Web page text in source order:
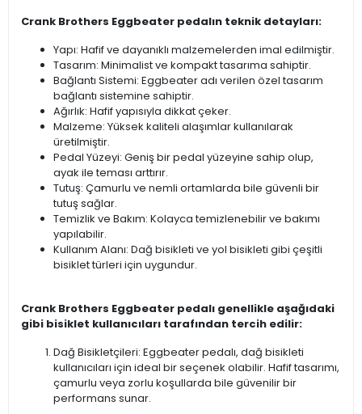
Crank Brothers Eggbeater pedalın teknik detayları:
Yapı: Hafif ve dayanıklı malzemelerden imal edilmiştir.
Tasarım: Minimalist ve kompakt tasarıma sahiptir.
Bağlantı Sistemi: Eggbeater adı verilen özel tasarım
bağlantı sistemine sahiptir.
Ağırlık: Hafif yapısıyla dikkat çeker.
Malzeme: Yüksek kaliteli alaşımlar kullanılarak
üretilmiştir.
Pedal Yüzeyi: Geniş bir pedal yüzeyine sahip olup,
ayak ile teması arttırır.
Tutuş: Çamurlu ve nemli ortamlarda bile güvenli bir
tutuş sağlar.
Temizlik ve Bakım: Kolayca temizlenebilir ve bakımı
yapılabilir.
Kullanım Alanı: Dağ bisikleti ve yol bisikleti gibi çeşitli
bisiklet türleri için uygundur.
Crank Brothers Eggbeater pedalı genellikle aşağıdaki
gibi bisiklet kullanıcıları tarafından tercih edilir:
Dağ Bisikletçileri: Eggbeater pedalı, dağ bisikleti
kullanıcıları için ideal bir seçenek olabilir. Hafif tasarımı,
çamurlu veya zorlu koşullarda bile güvenilir bir
performans sunar.